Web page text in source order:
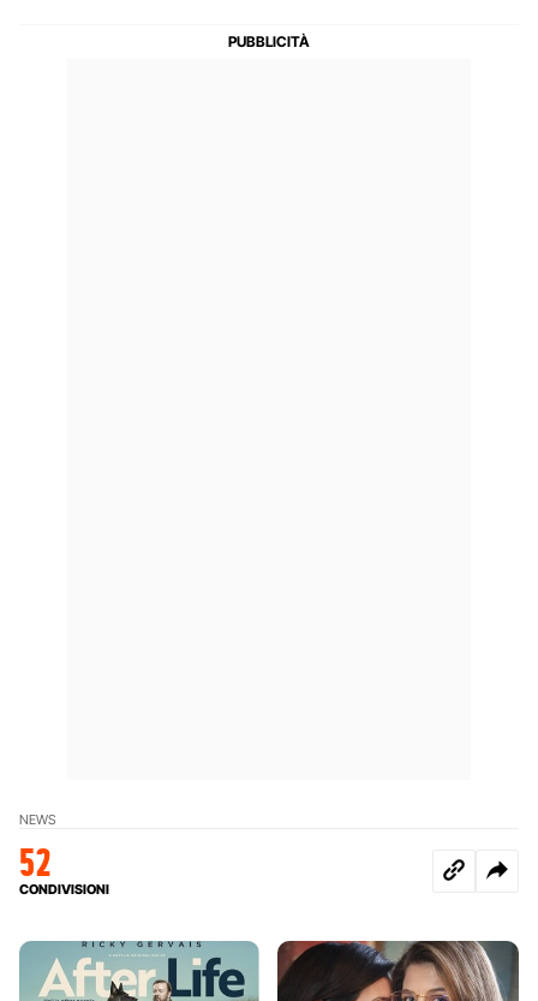
NEWS
52
CONDIVISIONI